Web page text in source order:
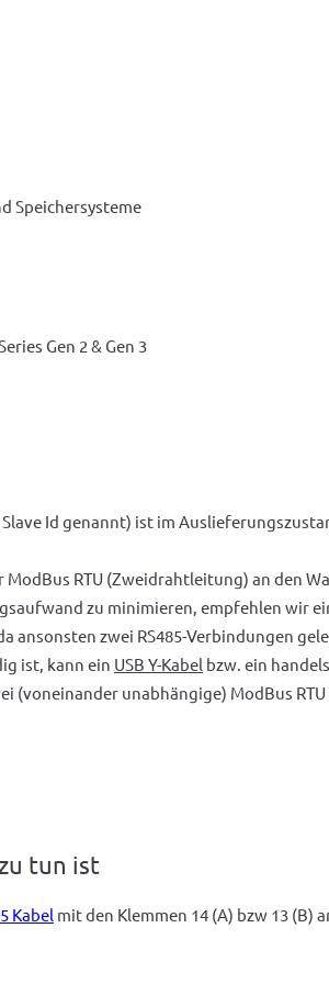
Speichersysteme
Gen 2 & Gen 3
Id genannt) ist im
ModBus RTU (Zweidrahtleitung) an den
zu minimieren, empfehlen wir
ansonsten zwei RS485-Verbindungen
ist, kann ein USB Y-Kabel bzw. ein
(voneinander unabhängige) ModBus
tun ist
Kabel mit den Klemmen 14 (A) bzw 13 (B)